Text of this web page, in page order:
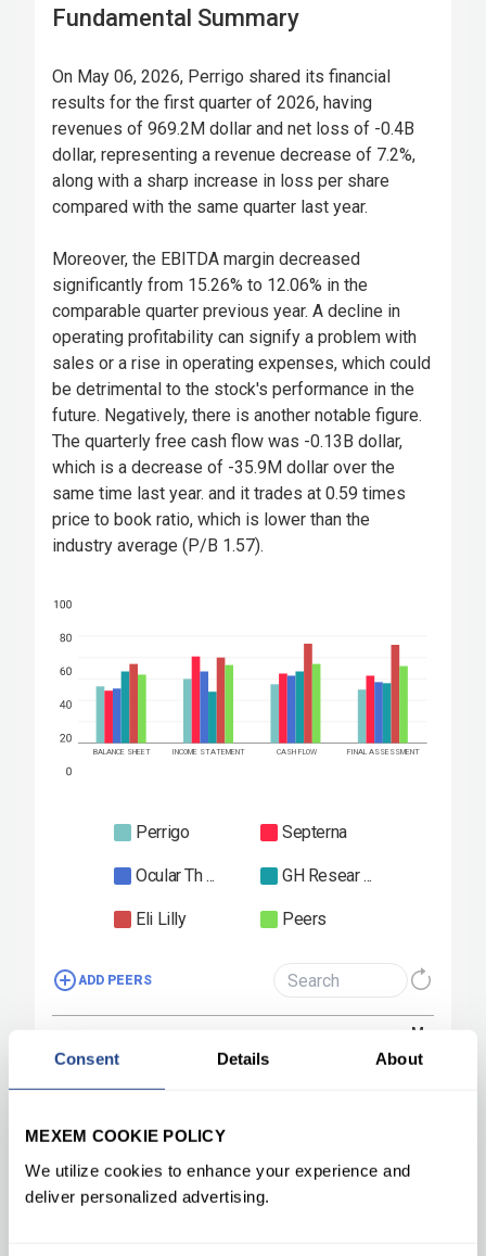
Consent Details About
MEXEM COOKIE POLICY
We utilize cookies to enhance your experience and
deliver personalized advertising.